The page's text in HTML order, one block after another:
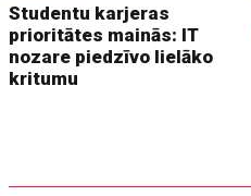
Studentu karjeras
prioritātes mainās: IT
nozare piedzīvo lielāko
kritumu